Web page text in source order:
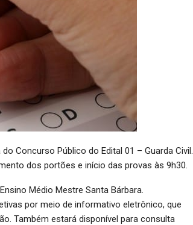
Concurso Público do Edital 01 – Guarda Civil.
dos portões e início das provas às 9h30.
Médio Mestre Santa Bárbara.
por meio de informativo eletrônico, que
Também estará disponível para consulta